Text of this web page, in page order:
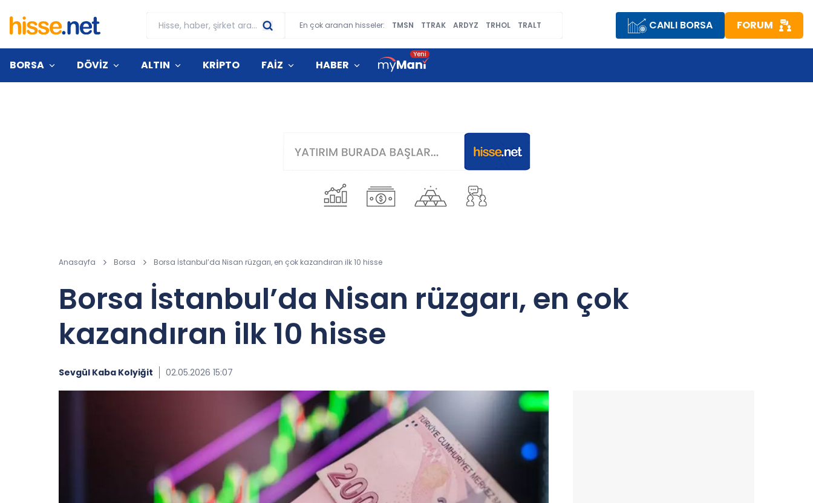
En çok aranan hisseler: TMSN TTRAK ARDYZ TRHOL TRALT CANLI BORSA FORUM
BORSA DÖVİZ ALTIN KRİPTO FAİZ HABER
Anasayfa Borsa Borsa İstanbul’da Nisan rüzgarı, en çok kazandıran ilk 10 hisse
Borsa İstanbul’da Nisan rüzgarı, en çok
kazandıran ilk 10 hisse
Sevgül Kaba Kolyiğit 02.05.2026 15:07